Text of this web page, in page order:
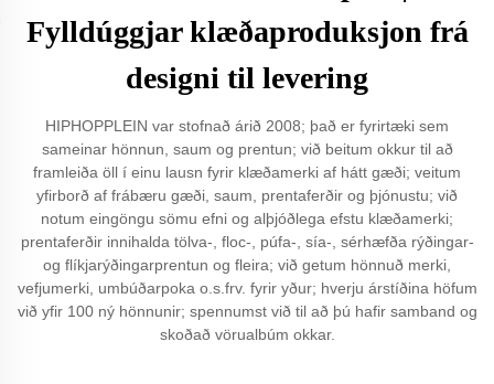
Fylldúggjar klæðaproduksjon frá
designi til levering
HIPHOPPLEIN var stofnað árið 2008; það er fyrirtæki sem
sameinar hönnun, saum og prentun; við beitum okkur til að
framleiða öll í einu lausn fyrir klæðamerki af hátt gæði; veitum
yfirborð af frábæru gæði, saum, prentaferðir og þjónustu; við
notum eingöngu sömu efni og alþjóðlega efstu klæðamerki;
prentaferðir innihalda tölva-, floc-, púfa-, sía-, sérhæfða rýðingar-
og flíkjarýðingarprentun og fleira; við getum hönnuð merki,
vefjumerki, umbúðarpoka o.s.frv. fyrir yður; hverju árstíðina höfum
við yfir 100 ný hönnunir; spennumst við til að þú hafir samband og
skoðað vörualbúm okkar.